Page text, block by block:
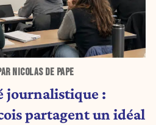
NICOLAS DE PAPE
journalistique :
partagent un idéal